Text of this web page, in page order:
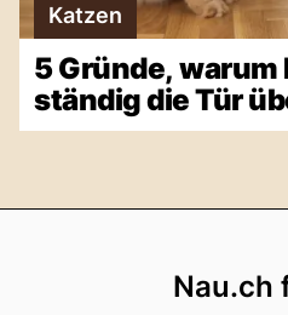
Katzen
5 Gründe, warum
ständig die Tür
Nau.ch